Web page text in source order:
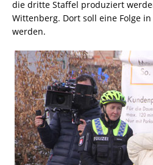
die dritte Staffel produziert
Wittenberg. Dort soll eine Folge
werden.